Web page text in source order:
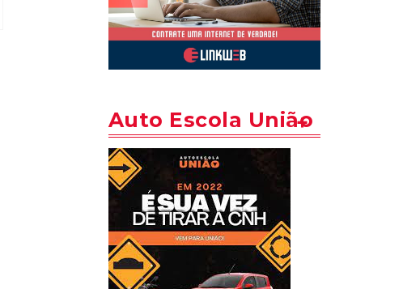
Auto Escola União